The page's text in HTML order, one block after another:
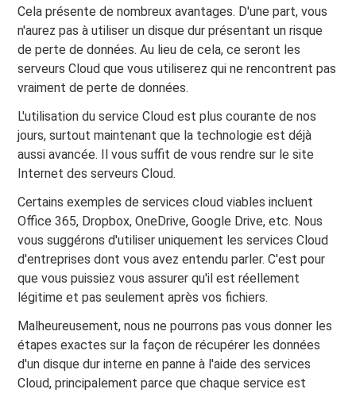
Cela présente de nombreux avantages. D'une part, vous
n'aurez pas à utiliser un disque dur présentant un risque
de perte de données. Au lieu de cela, ce seront les
serveurs Cloud que vous utiliserez qui ne rencontrent pas
vraiment de perte de données.
L'utilisation du service Cloud est plus courante de nos
jours, surtout maintenant que la technologie est déjà
aussi avancée. Il vous suffit de vous rendre sur le site
Internet des serveurs Cloud.
Certains exemples de services cloud viables incluent
Office 365, Dropbox, OneDrive, Google Drive, etc. Nous
vous suggérons d'utiliser uniquement les services Cloud
d'entreprises dont vous avez entendu parler. C'est pour
que vous puissiez vous assurer qu'il est réellement
légitime et pas seulement après vos fichiers.
Malheureusement, nous ne pourrons pas vous donner les
étapes exactes sur la façon de récupérer les données
d'un disque dur interne en panne à l'aide des services
Cloud, principalement parce que chaque service est